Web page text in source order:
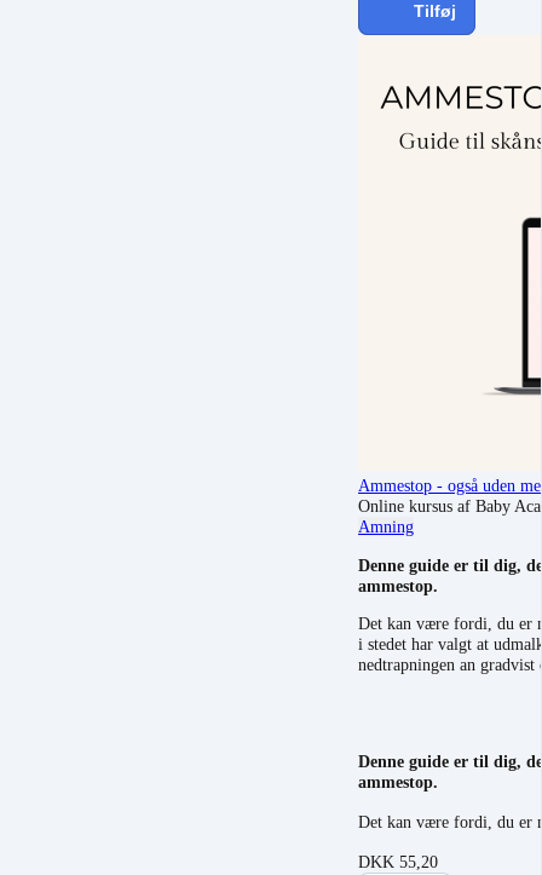
Tilføj
Ammestop - også uden
Online kursus af Baby
Amning
Denne guide er til dig,
ammestop.
Det kan være fordi, du er
i stedet har valgt at
nedtrapningen an gradvist
Denne guide er til dig,
ammestop.
Det kan være fordi, du er
DKK 55,20